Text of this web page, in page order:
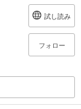
試し読み
フォロー